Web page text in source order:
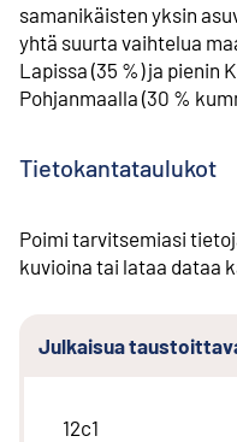
samanikäisten yksin
yhtä suurta vaihtelua
Lapissa (35 %) ja pienin
Pohjanmaalla (30 %
Tietokantataulukot
Poimi tarvitsemiasi
kuvioina tai lataa dataa
Julkaisua
12c1